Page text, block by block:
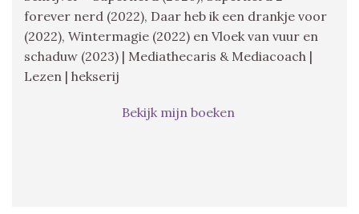
forever nerd (2022), Daar heb ik een drankje voor
(2022), Wintermagie (2022) en Vloek van vuur en
schaduw (2023) | Mediathecaris & Mediacoach |
Lezen | hekserij
Bekijk mijn boeken